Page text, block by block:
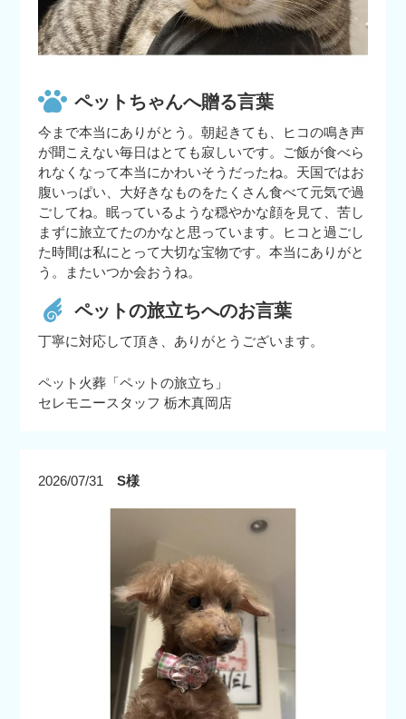
ペットちゃんへ贈る言葉
今まで本当にありがとう。朝起きても、ヒコの鳴き声
が聞こえない毎日はとても寂しいです。ご飯が食べら
れなくなって本当にかわいそうだったね。天国ではお
腹いっぱい、大好きなものをたくさん食べて元気で過
ごしてね。眠っているような穏やかな顔を見て、苦し
まずに旅立てたのかなと思っています。ヒコと過ごし
た時間は私にとって大切な宝物です。本当にありがと
う。またいつか会おうね。
ペットの旅立ちへのお言葉
丁寧に対応して頂き、ありがとうございます。
ペット火葬「ペットの旅立ち」
セレモニースタッフ 栃木真岡店
2026/07/31 S様